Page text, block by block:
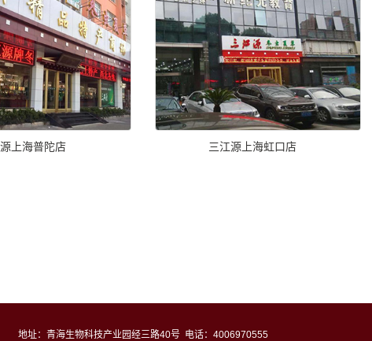
上海普陀店 三江源上海虹口店
地址：青海生物科技产业园经三路40号 电话：4006970555